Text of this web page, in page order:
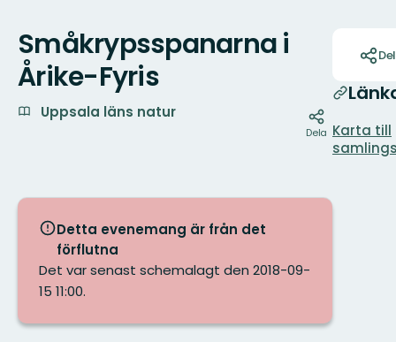
Småkrypsspanarna i
Årike-Fyris
Uppsala läns natur
Dela
Detta evenemang är från det
förflutna
Det var senast schemalagt den 2018-09-
15 11:00.
Karta till